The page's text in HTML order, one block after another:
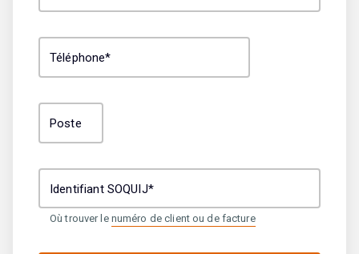
Téléphone*
Poste
Identifiant SOQUIJ*
Où trouver le numéro de client ou de facture